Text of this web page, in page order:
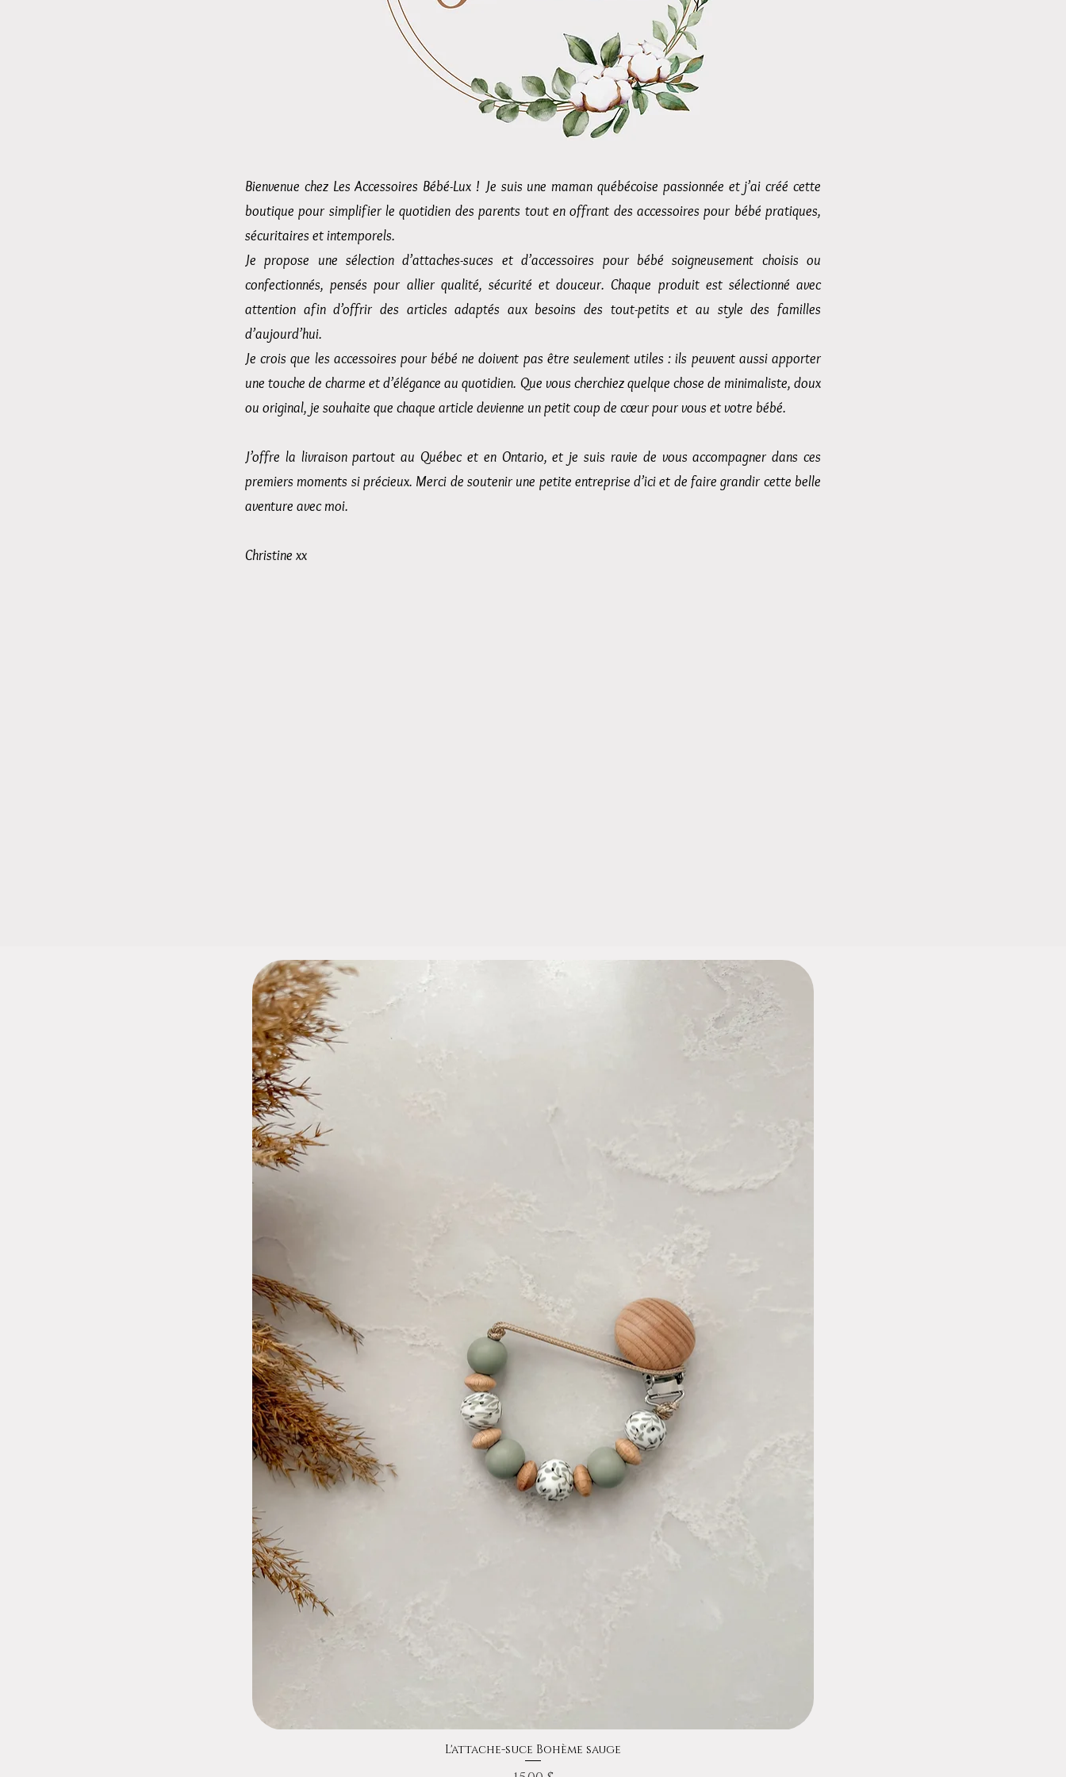
Bienvenue chez Les Accessoires Bébé-Lux ! Je suis une maman québécoise passionnée et j’ai créé cette
boutique pour simplifier le quotidien des parents tout en offrant des accessoires pour bébé pratiques,
sécuritaires et intemporels.
Je propose une sélection d’attaches-suces et d’accessoires pour bébé soigneusement choisis ou
confectionnés, pensés pour allier qualité, sécurité et douceur. Chaque produit est sélectionné avec
attention afin d’offrir des articles adaptés aux besoins des tout-petits et au style des familles
d’aujourd’hui.
Je crois que les accessoires pour bébé ne doivent pas être seulement utiles : ils peuvent aussi apporter
une touche de charme et d’élégance au quotidien. Que vous cherchiez quelque chose de minimaliste, doux
ou original, je souhaite que chaque article devienne un petit coup de cœur pour vous et votre bébé.
J’offre la livraison partout au Québec et en Ontario, et je suis ravie de vous accompagner dans ces
premiers moments si précieux. Merci de soutenir une petite entreprise d’ici et de faire grandir cette belle
aventure avec moi.
Christine xx
Aperçu rapide
L'attache-suce Bohème sauge